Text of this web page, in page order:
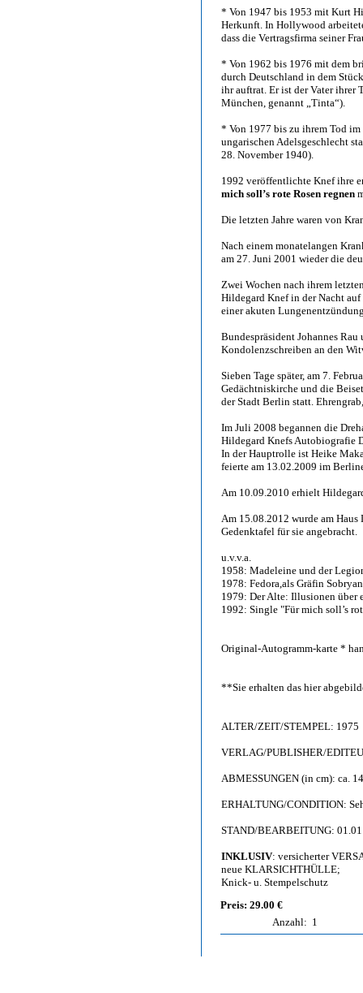
* Von 1947 bis 1953 mit Kurt
Herkunft. In Hollywood
dass die Vertragsfirma seiner
* Von 1962 bis 1976 mit dem
durch Deutschland in dem
ihr auftrat. Er ist der Vater ihrer
München, genannt „Tinta“).
* Von 1977 bis zu ihrem Tod
ungarischen Adelsgeschlecht
28. November 1940).
1992 veröffentlichte Knef ihre
mich soll’s rote Rosen regnen
Die letzten Jahre waren von
Nach einem monatelangen
am 27. Juni 2001 wieder die
Zwei Wochen nach ihrem
Hildegard Knef in der Nacht
einer akuten
Bundespräsident Johannes
Kondolenzschreiben an den
Sieben Tage später, am 7.
Gedächtniskirche und die
der Stadt Berlin statt.
Im Juli 2008 begannen die
Hildegard Knefs Autobiografie
In der Hauptrolle ist Heike
feierte am 13.02.2009 im
Am 10.09.2010 erhielt
Am 15.08.2012 wurde am
Gedenktafel für sie angebracht.
u.v.v.a.
1958: Madeleine und der
1978: Fedora,als Gräfin
1979: Der Alte: Illusionen über
1992: Single "Für mich soll’s
Original-Autogramm-karte *
**Sie erhalten das hier
ALTER/ZEIT/STEMPEL: 1975
VERLAG/PUBLISHER/
ABMESSUNGEN (in cm): ca.
ERHALTUNG/CONDITION:
STAND/BEARBEITUNG:
INKLUSIV: versicherter
neue KLARSICHTHÜLLE;
Knick- u. Stempelschutz
Preis: 29.00 €
Anzahl: 1